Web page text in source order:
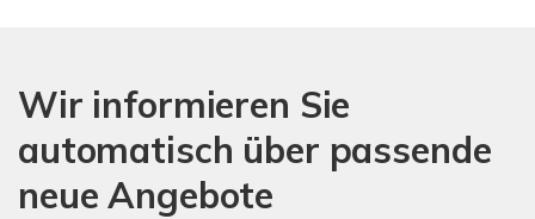
Wir informieren Sie
automatisch über passende
neue Angebote